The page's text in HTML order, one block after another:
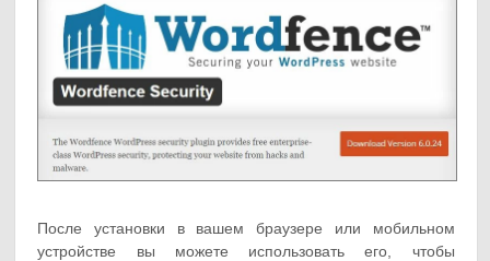
После установки в вашем браузере или мобильном
устройстве вы можете использовать его, чтобы